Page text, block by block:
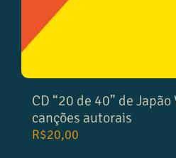
CD “20 de 40” de
canções autorais
R$20,00